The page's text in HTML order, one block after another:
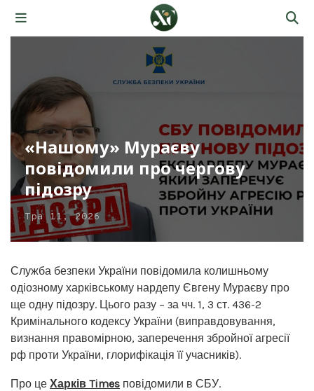
«Нашому» Мураєву
повідомили про чергову
підозру
Тра 11, 2026
Служба безпеки України повідомила колишньому
одіозному харківському нардепу Євгену Мураєву про
ще одну підозру. Цього разу – за чч. 1, 3 ст. 436-2
Кримінального кодексу України (виправдовування,
визнання правомірною, заперечення збройної агресії
рф проти України, глорифікація її учасників).
Про це Харків Times повідомили в СБУ.